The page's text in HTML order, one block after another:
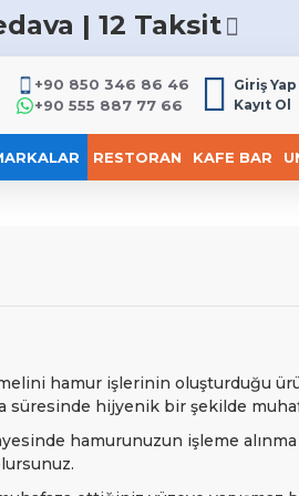
| 12 Taksit
+90 850 346 86 46
+90 555 887 77 66
Giriş Yap
Kayıt Ol
RESTORAN KAFE BAR
hamur işlerinin oluşturduğu
süresinde hijyenik bir şekilde
hamurunuzun işleme